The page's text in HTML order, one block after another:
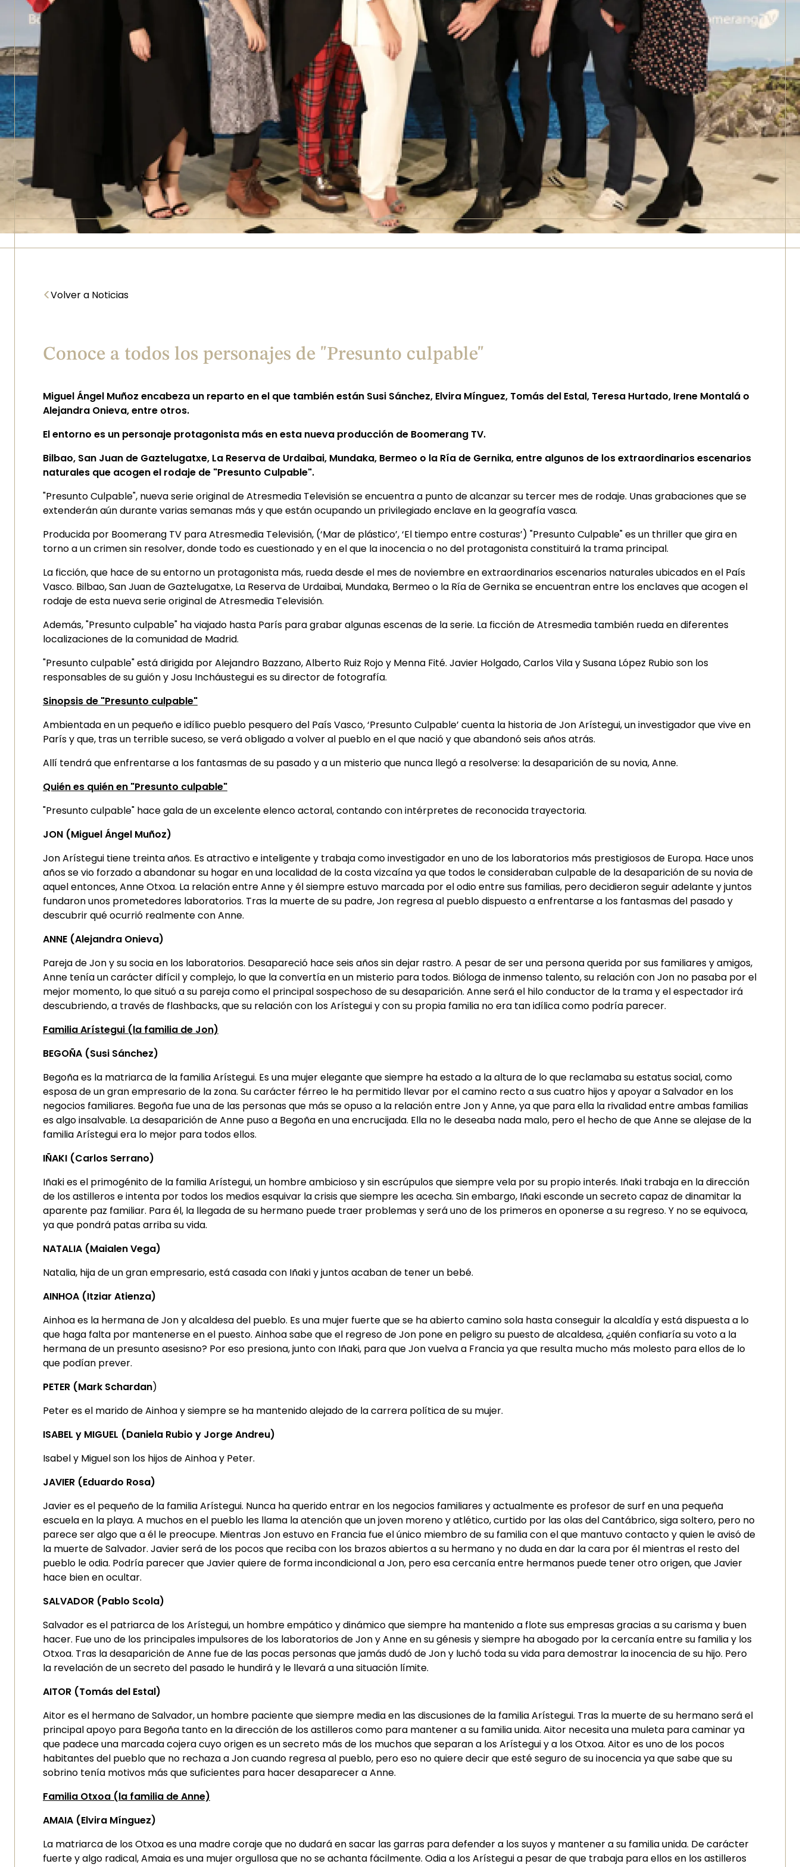
<Volver a Noticias
Conoce a todos los personajes de "Presunto culpable"
Miguel Ángel Muñoz encabeza un reparto en el que también están Susi Sánchez, Elvira Mínguez, Tomás del Estal, Teresa Hurtado, Irene Montalá o
Alejandra Onieva, entre otros.
El entorno es un personaje protagonista más en esta nueva producción de Boomerang TV.
Bilbao, San Juan de Gaztelugatxe, La Reserva de Urdaibai, Mundaka, Bermeo o la Ría de Gernika, entre algunos de los extraordinarios escenarios
naturales que acogen el rodaje de "Presunto Culpable".
"Presunto Culpable", nueva serie original de Atresmedia Televisión se encuentra a punto de alcanzar su tercer mes de rodaje. Unas grabaciones que se
extenderán aún durante varias semanas más y que están ocupando un privilegiado enclave en la geografía vasca.
Producida por Boomerang TV para Atresmedia Televisión, (‘Mar de plástico’, ‘El tiempo entre costuras’) "Presunto Culpable" es un thriller que gira en
torno a un crimen sin resolver, donde todo es cuestionado y en el que la inocencia o no del protagonista constituirá la trama principal.
La ficción, que hace de su entorno un protagonista más, rueda desde el mes de noviembre en extraordinarios escenarios naturales ubicados en el País
Vasco. Bilbao, San Juan de Gaztelugatxe, La Reserva de Urdaibai, Mundaka, Bermeo o la Ría de Gernika se encuentran entre los enclaves que acogen el
rodaje de esta nueva serie original de Atresmedia Televisión.
Además, "Presunto culpable" ha viajado hasta París para grabar algunas escenas de la serie. La ficción de Atresmedia también rueda en diferentes
localizaciones de la comunidad de Madrid.
"Presunto culpable" está dirigida por Alejandro Bazzano, Alberto Ruiz Rojo y Menna Fité. Javier Holgado, Carlos Vila y Susana López Rubio son los
responsables de su guión y Josu Incháustegui es su director de fotografía.
Sinopsis de "Presunto culpable"
Ambientada en un pequeño e idílico pueblo pesquero del País Vasco, ‘Presunto Culpable’ cuenta la historia de Jon Arístegui, un investigador que vive en
París y que, tras un terrible suceso, se verá obligado a volver al pueblo en el que nació y que abandonó seis años atrás.
Allí tendrá que enfrentarse a los fantasmas de su pasado y a un misterio que nunca llegó a resolverse: la desaparición de su novia, Anne.
Quién es quién en "Presunto culpable"
"Presunto culpable" hace gala de un excelente elenco actoral, contando con intérpretes de reconocida trayectoria.
JON (Miguel Ángel Muñoz)
Jon Arístegui tiene treinta años. Es atractivo e inteligente y trabaja como investigador en uno de los laboratorios más prestigiosos de Europa. Hace unos
años se vio forzado a abandonar su hogar en una localidad de la costa vizcaína ya que todos le consideraban culpable de la desaparición de su novia de
aquel entonces, Anne Otxoa. La relación entre Anne y él siempre estuvo marcada por el odio entre sus familias, pero decidieron seguir adelante y juntos
fundaron unos prometedores laboratorios. Tras la muerte de su padre, Jon regresa al pueblo dispuesto a enfrentarse a los fantasmas del pasado y
descubrir qué ocurrió realmente con Anne.
ANNE (Alejandra Onieva)
Pareja de Jon y su socia en los laboratorios. Desapareció hace seis años sin dejar rastro. A pesar de ser una persona querida por sus familiares y amigos,
Anne tenía un carácter difícil y complejo, lo que la convertía en un misterio para todos. Bióloga de inmenso talento, su relación con Jon no pasaba por el
mejor momento, lo que situó a su pareja como el principal sospechoso de su desaparición. Anne será el hilo conductor de la trama y el espectador irá
descubriendo, a través de flashbacks, que su relación con los Arístegui y con su propia familia no era tan idílica como podría parecer.
Familia Arístegui (la familia de Jon)
BEGOÑA (Susi Sánchez)
Begoña es la matriarca de la familia Arístegui. Es una mujer elegante que siempre ha estado a la altura de lo que reclamaba su estatus social, como
esposa de un gran empresario de la zona. Su carácter férreo le ha permitido llevar por el camino recto a sus cuatro hijos y apoyar a Salvador en los
negocios familiares. Begoña fue una de las personas que más se opuso a la relación entre Jon y Anne, ya que para ella la rivalidad entre ambas familias
es algo insalvable. La desaparición de Anne puso a Begoña en una encrucijada. Ella no le deseaba nada malo, pero el hecho de que Anne se alejase de la
familia Arístegui era lo mejor para todos ellos.
IÑAKI (Carlos Serrano)
Iñaki es el primogénito de la familia Arístegui, un hombre ambicioso y sin escrúpulos que siempre vela por su propio interés. Iñaki trabaja en la dirección
de los astilleros e intenta por todos los medios esquivar la crisis que siempre les acecha. Sin embargo, Iñaki esconde un secreto capaz de dinamitar la
aparente paz familiar. Para él, la llegada de su hermano puede traer problemas y será uno de los primeros en oponerse a su regreso. Y no se equivoca,
ya que pondrá patas arriba su vida.
NATALIA (Maialen Vega)
Natalia, hija de un gran empresario, está casada con Iñaki y juntos acaban de tener un bebé.
AINHOA (Itziar Atienza)
Ainhoa es la hermana de Jon y alcaldesa del pueblo. Es una mujer fuerte que se ha abierto camino sola hasta conseguir la alcaldía y está dispuesta a lo
que haga falta por mantenerse en el puesto. Ainhoa sabe que el regreso de Jon pone en peligro su puesto de alcaldesa, ¿quién confiaría su voto a la
hermana de un presunto asesisno? Por eso presiona, junto con Iñaki, para que Jon vuelva a Francia ya que resulta mucho más molesto para ellos de lo
que podían prever.
PETER (Mark Schardan)
Peter es el marido de Ainhoa y siempre se ha mantenido alejado de la carrera política de su mujer.
ISABEL y MIGUEL (Daniela Rubio y Jorge Andreu)
Isabel y Miguel son los hijos de Ainhoa y Peter.
JAVIER (Eduardo Rosa)
Javier es el pequeño de la familia Arístegui. Nunca ha querido entrar en los negocios familiares y actualmente es profesor de surf en una pequeña
escuela en la playa. A muchos en el pueblo les llama la atención que un joven moreno y atlético, curtido por las olas del Cantábrico, siga soltero, pero no
parece ser algo que a él le preocupe. Mientras Jon estuvo en Francia fue el único miembro de su familia con el que mantuvo contacto y quien le avisó de
la muerte de Salvador. Javier será de los pocos que reciba con los brazos abiertos a su hermano y no duda en dar la cara por él mientras el resto del
pueblo le odia. Podría parecer que Javier quiere de forma incondicional a Jon, pero esa cercanía entre hermanos puede tener otro origen, que Javier
hace bien en ocultar.
SALVADOR (Pablo Scola)
Salvador es el patriarca de los Arístegui, un hombre empático y dinámico que siempre ha mantenido a flote sus empresas gracias a su carisma y buen
hacer. Fue uno de los principales impulsores de los laboratorios de Jon y Anne en su génesis y siempre ha abogado por la cercanía entre su familia y los
Otxoa. Tras la desaparición de Anne fue de las pocas personas que jamás dudó de Jon y luchó toda su vida para demostrar la inocencia de su hijo. Pero
la revelación de un secreto del pasado le hundirá y le llevará a una situación límite.
AITOR (Tomás del Estal)
Aitor es el hermano de Salvador, un hombre paciente que siempre media en las discusiones de la familia Arístegui. Tras la muerte de su hermano será el
principal apoyo para Begoña tanto en la dirección de los astilleros como para mantener a su familia unida. Aitor necesita una muleta para caminar ya
que padece una marcada cojera cuyo origen es un secreto más de los muchos que separan a los Arístegui y a los Otxoa. Aitor es uno de los pocos
habitantes del pueblo que no rechaza a Jon cuando regresa al pueblo, pero eso no quiere decir que esté seguro de su inocencia ya que sabe que su
sobrino tenía motivos más que suficientes para hacer desaparecer a Anne.
Familia Otxoa (la familia de Anne)
AMAIA (Elvira Mínguez)
La matriarca de los Otxoa es una madre coraje que no dudará en sacar las garras para defender a los suyos y mantener a su familia unida. De carácter
fuerte y algo radical, Amaia es una mujer orgullosa que no se achanta fácilmente. Odia a los Arístegui a pesar de que trabaja para ellos en los astilleros